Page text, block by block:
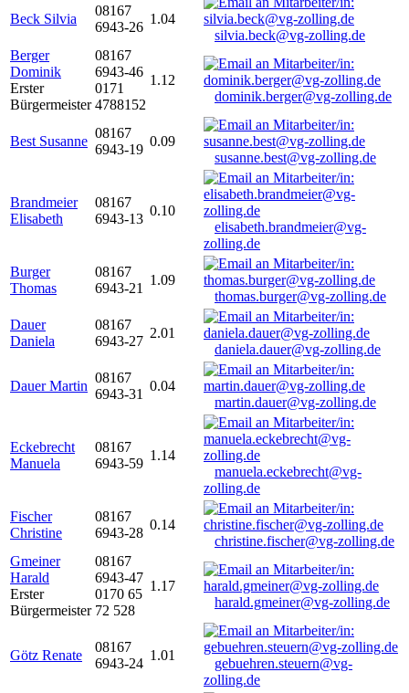
Beck Silvia
08167
6943-26
1.04
silvia.beck@vg-zolling.de
Berger
Dominik
Erster
Bürgermeister
08167
6943-46
0171
4788152
1.12
dominik.berger@vg-zolling.de
Best Susanne
08167
6943-19
0.09
susanne.best@vg-zolling.de
Brandmeier
Elisabeth
08167
6943-13
0.10
elisabeth.brandmeier@vg-
zolling.de
Burger
Thomas
08167
6943-21
1.09
thomas.burger@vg-zolling.de
Dauer
Daniela
08167
6943-27
2.01
daniela.dauer@vg-zolling.de
Dauer Martin
08167
6943-31
0.04
martin.dauer@vg-zolling.de
Eckebrecht
Manuela
08167
6943-59
1.14
manuela.eckebrecht@vg-
zolling.de
Fischer
Christine
08167
6943-28
0.14
christine.fischer@vg-zolling.de
Gmeiner
Harald
Erster
Bürgermeister
08167
6943-47
0170 65
72 528
1.17
harald.gmeiner@vg-zolling.de
Götz Renate
08167
6943-24
1.01
gebuehren.steuern@vg-
zolling.de